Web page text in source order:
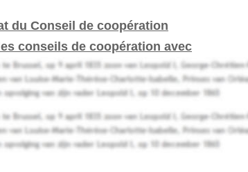
du Conseil de coopération
conseils de coopération avec